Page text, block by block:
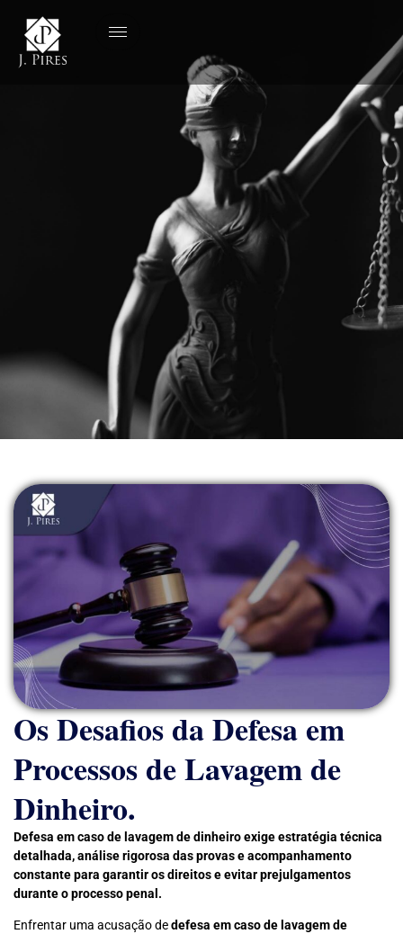
Os Desafios da Defesa em
Processos de Lavagem de
Dinheiro.
Defesa em caso de lavagem de dinheiro exige estratégia técnica
detalhada, análise rigorosa das provas e acompanhamento
constante para garantir os direitos e evitar prejulgamentos
durante o processo penal.
Enfrentar uma acusação dedefesa em caso de lavagem de